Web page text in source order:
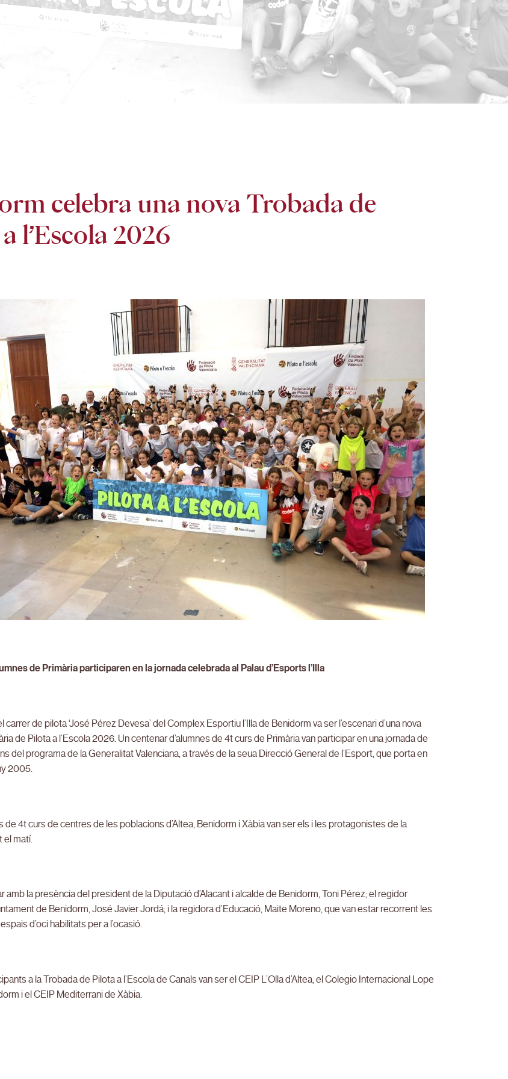
celebra una nova Trobada de
l’Escola 2026
de Primària participaren en la jornada celebrada al Palau d’Esports l’Illa
carrer de pilota ‘José Pérez Devesa’ del Complex Esportiu l’Illa de Benidorm va ser l’escenari d’una nova
de Pilota a l’Escola 2026. Un centenar d’alumnes de 4t curs de Primària van participar en una jornada de
del programa de la Generalitat Valenciana, a través de la seua Direcció General de l’Esport, que porta en
2005.
de 4t curs de centres de les poblacions d’Altea, Benidorm i Xàbia van ser els i les protagonistes de la
el matí.
amb la presència del president de la Diputació d’Alacant i alcalde de Benidorm, Toni Pérez; el regidor
de Benidorm, José Javier Jordá; i la regidora d’Educació, Maite Moreno, que van estar recorrent les
d’oci habilitats per a l’ocasió.
a la Trobada de Pilota a l’Escola de Canals van ser el CEIP L’Olla d’Altea, el Colegio Internacional Lope
i el CEIP Mediterrani de Xàbia.